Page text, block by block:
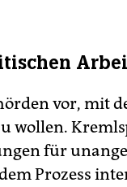
vor, mit
wollen.
für
Prozess